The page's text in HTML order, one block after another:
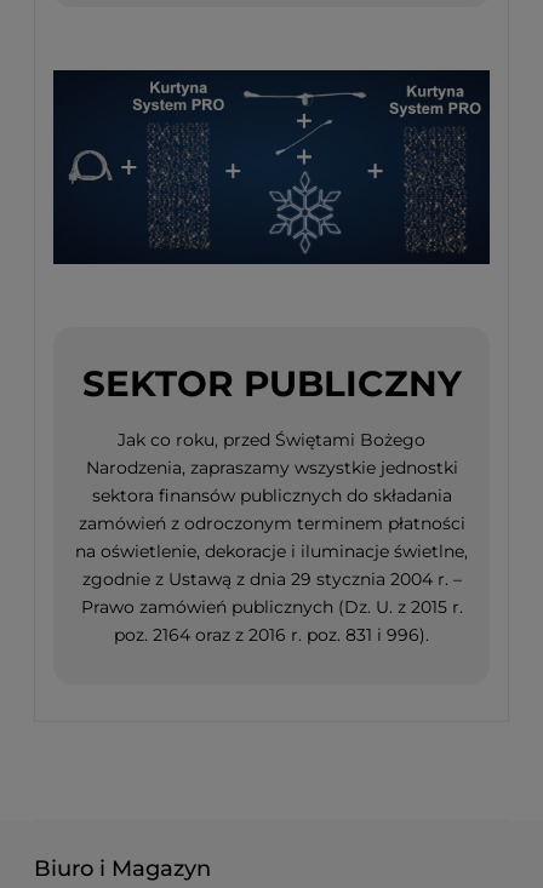
SEKTOR PUBLICZNY
Jak co roku, przed Świętami Bożego
Narodzenia, zapraszamy wszystkie jednostki
sektora finansów publicznych do składania
zamówień z odroczonym terminem płatności
na oświetlenie, dekoracje i iluminacje świetlne,
zgodnie z Ustawą z dnia 29 stycznia 2004 r. –
Prawo zamówień publicznych (Dz. U. z 2015 r.
poz. 2164 oraz z 2016 r. poz. 831 i 996).
Biuro i Magazyn